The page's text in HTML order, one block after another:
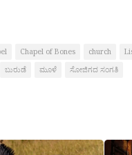
Chapel of Bones church
ಬುರುಡೆ ಮೂಳೆ ಸೋಜಿಗದ ಸಂಗತಿ